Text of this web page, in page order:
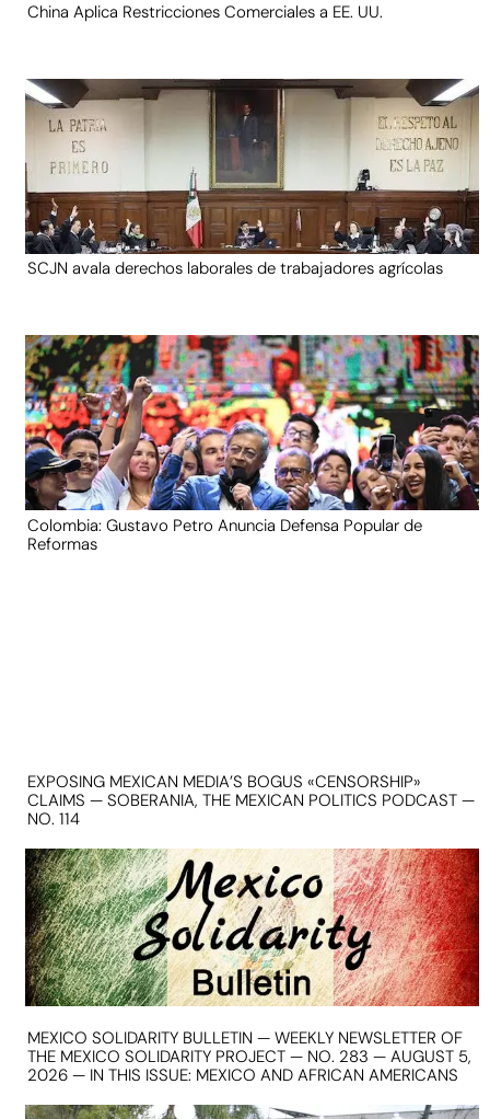
China Aplica Restricciones Comerciales a EE. UU.
SCJN avala derechos laborales de trabajadores agrícolas
Colombia: Gustavo Petro Anuncia Defensa Popular de
Reformas
EXPOSING MEXICAN MEDIA’S BOGUS «CENSORSHIP»
CLAIMS — SOBERANIA, THE MEXICAN POLITICS PODCAST —
NO. 114
MEXICO SOLIDARITY BULLETIN — WEEKLY NEWSLETTER OF
THE MEXICO SOLIDARITY PROJECT — NO. 283 — AUGUST 5,
2026 — IN THIS ISSUE: MEXICO AND AFRICAN AMERICANS